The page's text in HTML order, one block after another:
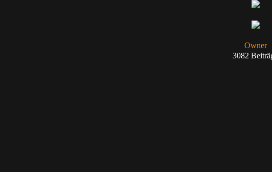
Owner
3082